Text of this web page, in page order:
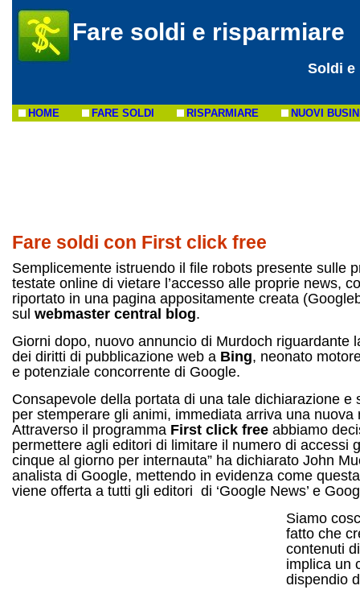
Fare soldi e risparmiare
Soldi e
HOME FARE SOLDI RISPARMIARE NUOVI
Fare soldi con First click free
Semplicemente istruendo il file robots presente sulle
testate online di vietare l’accesso alle proprie news,
riportato in una pagina appositamente creata
sul webmaster central blog.
Giorni dopo, nuovo annuncio di Murdoch riguardante
dei diritti di pubblicazione web a Bing, neonato
e potenziale concorrente di Google.
Consapevole della portata di una tale dichiarazione e
per stemperare gli animi, immediata arriva una nuova
Attraverso il programma First click free abbiamo
permettere agli editori di limitare il numero di accessi
cinque al giorno per internauta” ha dichiarato John
analista di Google, mettendo in evidenza come
viene offerta a tutti gli editori di ‘Google News’ e
Siamo
fatto che
contenuti
implica un
dispendio